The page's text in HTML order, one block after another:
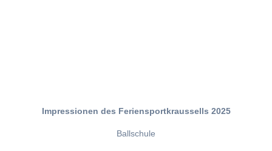
Impressionen des Feriensportkraussells 2025
Ballschule